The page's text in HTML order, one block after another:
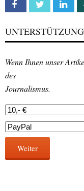
Facebook Twitter
UNTERSTÜTZUNG
Wenn Ihnen unser
des
Journalismus.
Weiter